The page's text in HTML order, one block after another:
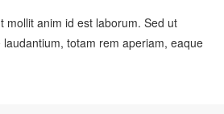
mollit anim id est laborum. Sed ut
totam rem aperiam, eaque